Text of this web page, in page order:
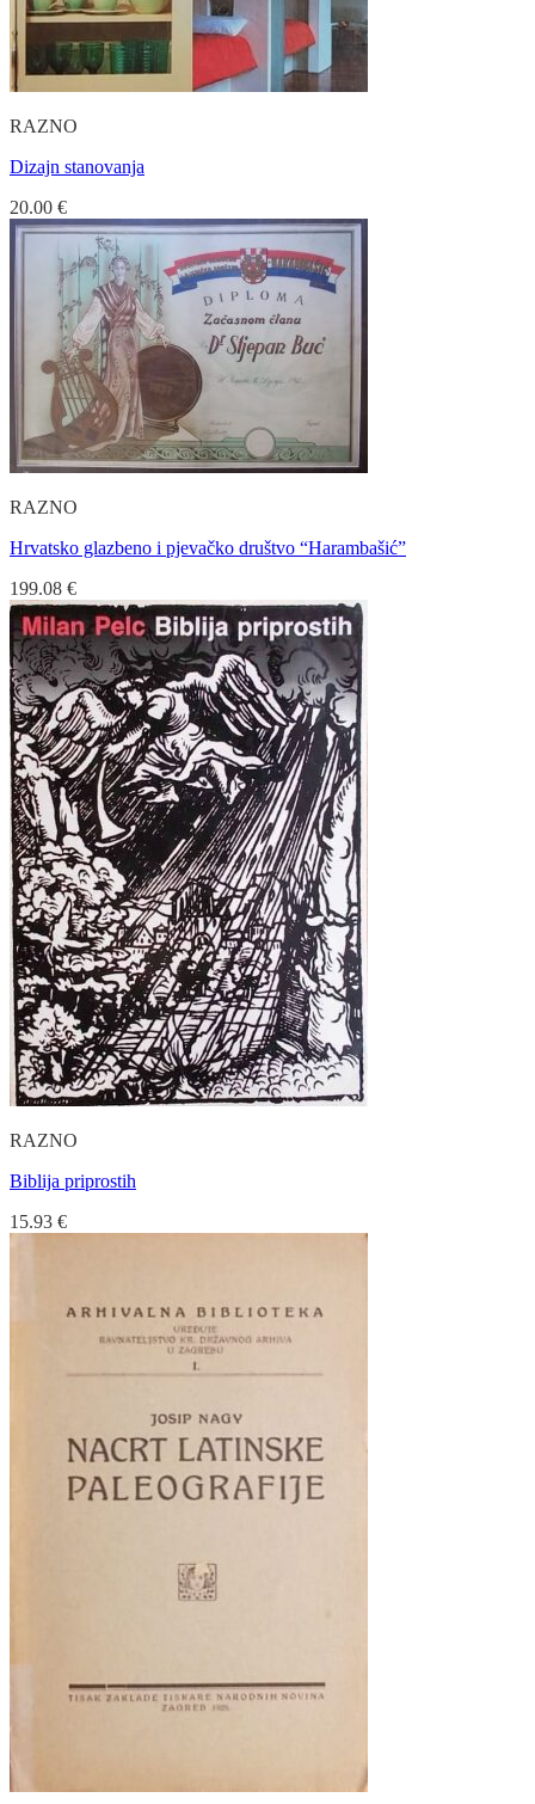
RAZNO
Dizajn stanovanja
20.00 €
RAZNO
Hrvatsko glazbeno i pjevačko društvo “Harambašić”
199.08 €
RAZNO
Biblija priprostih
15.93 €